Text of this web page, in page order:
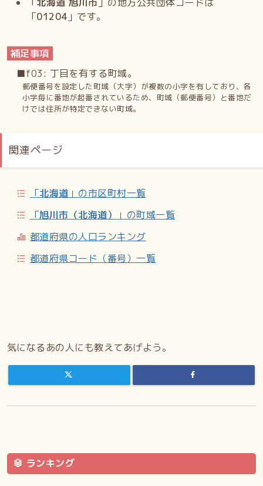
「北海道 旭川市 」の地方公共団体コードは
「01204 」です。
補足事項
■f03: 丁目を有する町域。
郵便番号を設定した町域（大字）が複数の小字を有しており、各
小字毎に番地が起番されているため、町域（郵便番号）と番地だ
けでは住所が特定できない町域。
関連ページ
「北海道 」の市区町村一覧
「旭川市（北海道）
」の町域一覧
都道府県の人口ランキング
都道府県コード（番号）一覧
気になるあの人にも教えてあげよう。
ランキング